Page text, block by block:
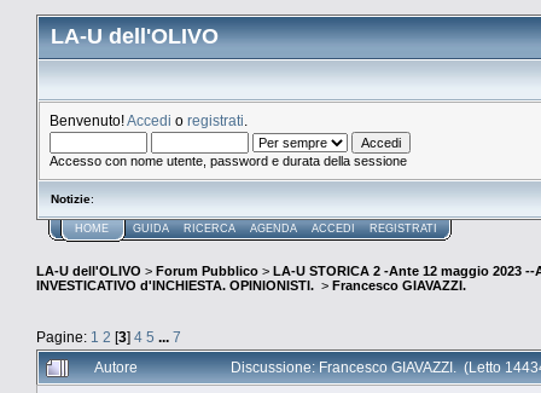
LA-U dell'OLIVO
Benvenuto!Accedi o registrati
Accesso con nome utente, password e durata della sessione
Notizie:
HOME GUIDA RICERCA AGENDA ACCEDI REGISTRATI
LA-U dell'OLIVO > Forum Pubblico > LA-U STORICA 2 -Ante 12 maggio 2023 --
INVESTICATIVO d'INCHIESTA. OPINIONISTI. > Francesco GIAVAZZI.
Pagine: 1 2 [3] 4 5 ... 7
Autore
Discussione: Francesco GIAVAZZI. (Letto